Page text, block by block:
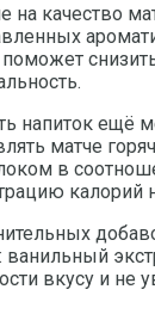
на качество
поможет
напиток ещё
матче
в
калорий
вкусу и не